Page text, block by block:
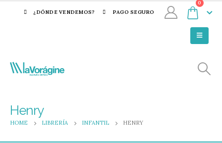
¿DÓNDE VENDEMOS? PAGO SEGURO
0
Henry
HOME LIBRERÍA INFANTIL HENRY